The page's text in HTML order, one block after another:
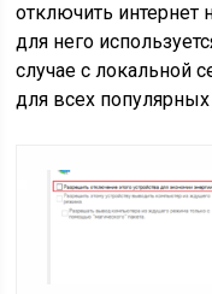
отключить интернет
для него
случае с локальной
для всех